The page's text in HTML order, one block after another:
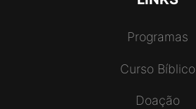
Programas
Curso Bíblico
Doação